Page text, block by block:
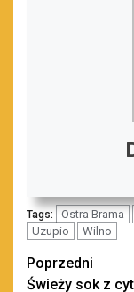
Tags: Ostra Brama
Uzupio
Wilno
Zobacz
Poprzedni
Świeży sok z